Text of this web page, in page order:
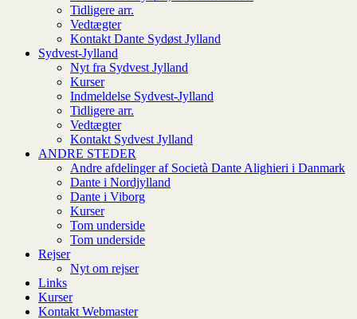
Tidligere arr.
Vedtægter
Kontakt Dante Sydøst Jylland
Sydvest-Jylland
Nyt fra Sydvest Jylland
Kurser
Indmeldelse Sydvest-Jylland
Tidligere arr.
Vedtægter
Kontakt Sydvest Jylland
ANDRE STEDER
Andre afdelinger af Società Dante Alighieri i Danmark
Dante i Nordjylland
Dante i Viborg
Kurser
Tom underside
Tom underside
Rejser
Nyt om rejser
Links
Kurser
Kontakt Webmaster